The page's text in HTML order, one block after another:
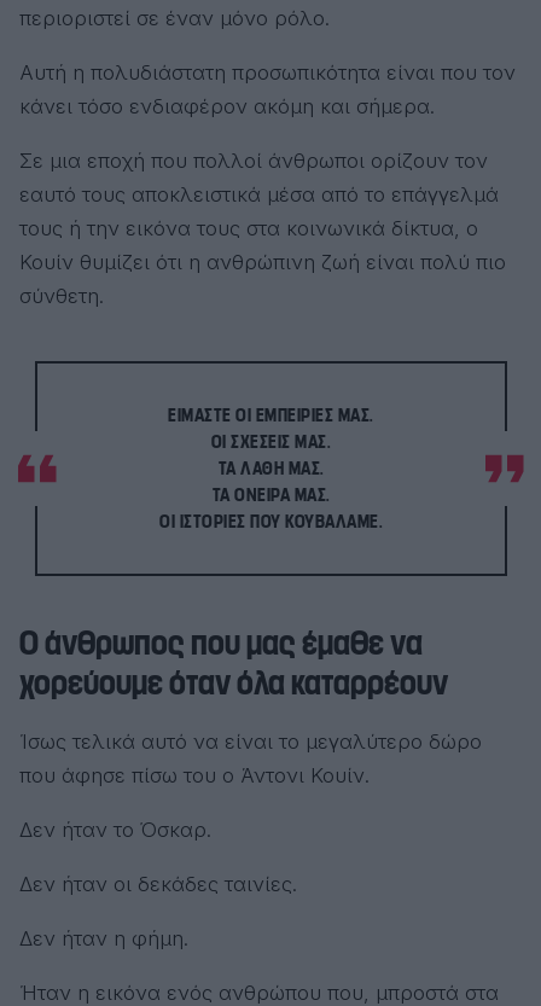
περιοριστεί σε έναν μόνο ρόλο.
Αυτή η πολυδιάστατη προσωπικότητα είναι που τον
κάνει τόσο ενδιαφέρον ακόμη και σήμερα.
Σε μια εποχή που πολλοί άνθρωποι ορίζουν τον
εαυτό τους αποκλειστικά μέσα από το επάγγελμά
τους ή την εικόνα τους στα κοινωνικά δίκτυα, ο
Κουίν θυμίζει ότι η ανθρώπινη ζωή είναι πολύ πιο
σύνθετη.
ΕΊΜΑΣΤΕ ΟΙ ΕΜΠΕΙΡΊΕΣ ΜΑΣ.
ΟΙ ΣΧΈΣΕΙΣ ΜΑΣ.
ΤΑ ΛΆΘΗ ΜΑΣ.
ΤΑ ΌΝΕΙΡΆ ΜΑΣ.
ΟΙ ΙΣΤΟΡΊΕΣ ΠΟΥ ΚΟΥΒΑΛΆΜΕ.
Ο άνθρωπος που μας έμαθε να
χορεύουμε όταν όλα καταρρέουν
Ίσως τελικά αυτό να είναι το μεγαλύτερο δώρο
που άφησε πίσω του ο Άντονι Κουίν.
Δεν ήταν το Όσκαρ.
Δεν ήταν οι δεκάδες ταινίες.
Δεν ήταν η φήμη.
Ήταν η εικόνα ενός ανθρώπου που, μπροστά στα